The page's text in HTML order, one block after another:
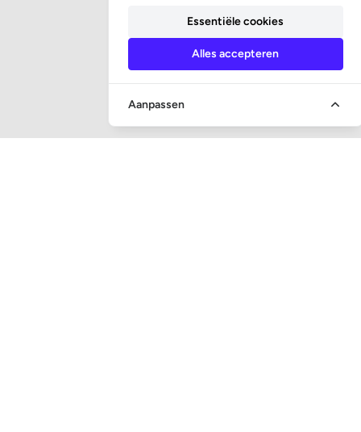
Essentiële cookies
Alles accepteren
Aanpassen